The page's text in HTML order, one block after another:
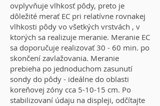
ovplyvňuje vlhkosť pôdy, preto je
dôležité merať EC pri relatívne rovnakej
vlhkosti pôdy vo všetkých vrstvách , v
ktorých sa realizuje meranie. Meranie EC
sa doporučuje realizovať 30 - 60 min. po
skončení zavlažovania. Meranie
prebieha po jednoduchom zasunutí
sondy do pôdy - ideálne do oblasti
koreňovej zóny cca 5-10-15 cm. Po
stabilizovaní údaju na displeji, odčítajte